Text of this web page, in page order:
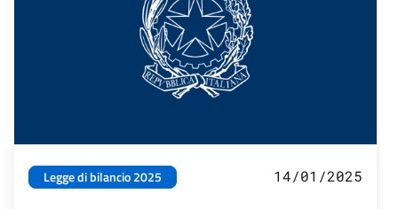
Legge di bilancio 2025 14/01/2025